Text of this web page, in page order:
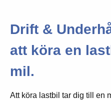
Drift &
att köra en
mil.
Att köra lastbil tar dig till en